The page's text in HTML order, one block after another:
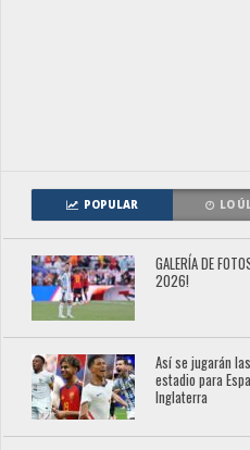
POPULAR LO
GALERÍA DE
2026!
Así se jugarán
estadio para
Inglaterra